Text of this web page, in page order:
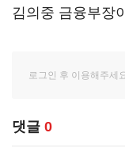
김의중 금융부장
댓글 0